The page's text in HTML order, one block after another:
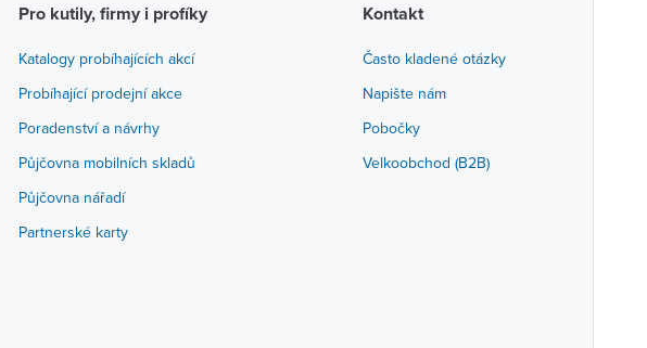
Pro kutily, firmy i profíky
Katalogy probíhajících akcí
Probíhající prodejní akce
Poradenství a návrhy
Půjčovna mobilních skladů
Půjčovna nářadí
Partnerské karty
Kontakt
Často kladené otázky
Napište nám
Pobočky
Velkoobchod (B2B)